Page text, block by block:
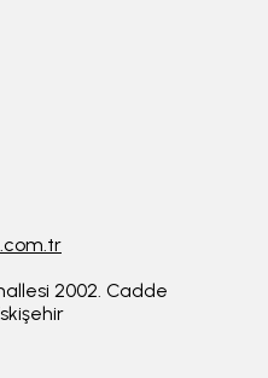
2002. Cadde